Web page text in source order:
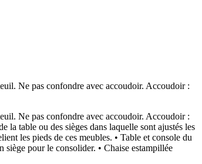
Ne pas confondre avec accoudoir. Accoudoir :
Ne pas confondre avec accoudoir. Accoudoir :
la table ou des sièges dans laquelle sont ajustés les
les pieds de ces meubles. • Table et console du
pour le consolider. • Chaise estampillée